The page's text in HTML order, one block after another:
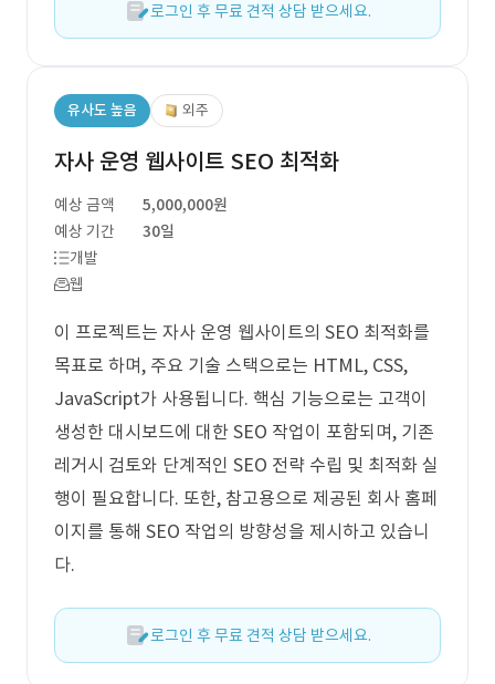
로그인 후 무료 견적 상담 받으세요.
유사도 높음 외주
자사 운영 웹사이트 SEO 최적화
예상 금액
5,000,000원
예상 기간
30일
개발
웹
이 프로젝트는 자사 운영 웹사이트의 SEO 최적화를
목표로 하며, 주요 기술 스택으로는 HTML, CSS,
JavaScript가 사용됩니다. 핵심 기능으로는 고객이
생성한 대시보드에 대한 SEO 작업이 포함되며, 기존
레거시 검토와 단계적인 SEO 전략 수립 및 최적화 실
행이 필요합니다. 또한, 참고용으로 제공된 회사 홈페
이지를 통해 SEO 작업의 방향성을 제시하고 있습니
다.
로그인 후 무료 견적 상담 받으세요.